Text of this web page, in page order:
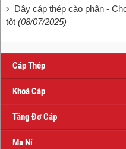
Dây cáp thép cào phân -
tốt (08/07/2025)
Cáp Thép
Khoá Cáp
Tăng Đơ Cáp
Ma Ní